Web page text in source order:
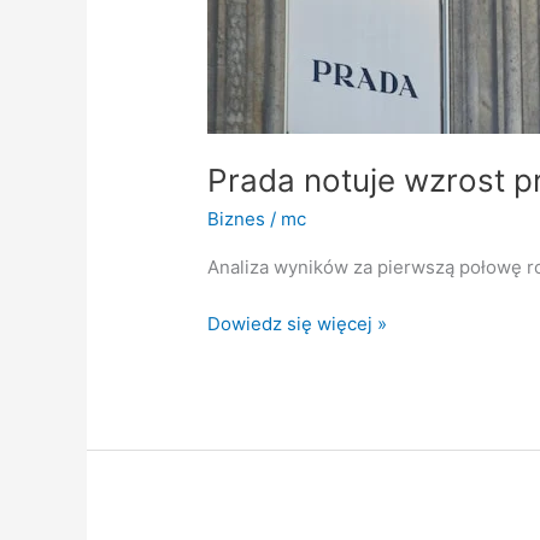
Prada notuje wzrost
Biznes / mc
Analiza wyników za pierwszą połowę
Dowiedz się więcej »